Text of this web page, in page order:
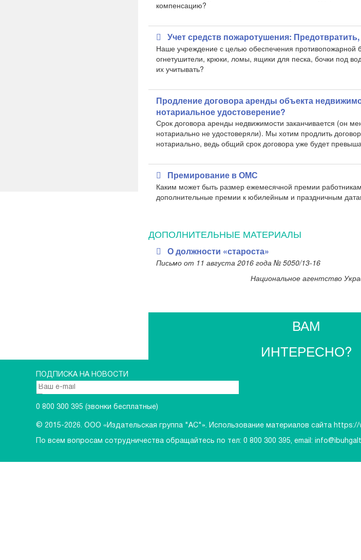
компенсацию?
Учет средств пожаротушения:
Наше учреждение с целью обеспечения противопожарной
огнетушители, крюки, ломы, ящики для песка, бочки под
их учитывать?
Продление договора аренды объекта
нотариальное удостоверение?
​Срок договора аренды недвижимости заканчивается (он
нотариально не удостоверяли). Мы хотим продлить
нотариально, ведь общий срок договора уже будет
Премирование в ОМС
​Каким может быть размер ежемесячной премии
дополнительные премии к юбилейным и праздничным
ДОПОЛНИТЕЛЬНЫЕ МАТЕРИАЛЫ
О должности «староста»
Письмо от 11 августа 2016 года № 5050/13-16
Национальное агентство
ВАМ
ИНТЕРЕСНО?
ПОДПИСКА НА НОВОСТИ
0 800 300 395 (звонки бесплатные)
© 2015-2026. ООО «Издательская группа "АС"». Использование материалов сайта https://
По всем вопросам сотрудничества обращайтесь по тел: 0 800 300 395, email: